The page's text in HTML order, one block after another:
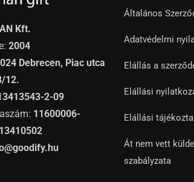
Kft.
2004
Debrecen, Piac utca
12.
2-09
11600006-
Általános
Adatvédelmi
Elállás a
Elállási
Elállási
Át nem vett
szabályzata